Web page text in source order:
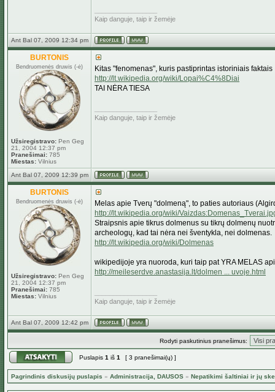
Kaip danguje, taip ir žemėje
Ant Bal 07, 2009 12:34 pm
BURTONIS
Bendruomenės druwis (-ė)
Užsiregistravo: Pen Geg
21, 2004 12:37 pm
Pranešimai: 785
Miestas: Vilnius
Kitas "fenomenas", kuris pastiprintas istoriniais faktais
http://lt.wikipedia.org/wiki/Lopai%C4%8Diai
TAI NĖRA TIESA
Kaip danguje, taip ir žemėje
Ant Bal 07, 2009 12:39 pm
BURTONIS
Bendruomenės druwis (-ė)
Užsiregistravo: Pen Geg
21, 2004 12:37 pm
Pranešimai: 785
Miestas: Vilnius
Melas apie Tverų "dolmeną", to paties autoriaus
http://lt.wikipedia.org/wiki/
Straipsnis apie tikrus dolmenus su tikrų dolmenų
archeologų, kad tai nėra nei šventykla, nei dolmenas.
http://lt.wikipedia.org/wiki/Dolmenas
wikipedijoje yra nuoroda, kuri taip pat YRA MELAS
http://meileserdve.anastasija.lt/dolmen ... uvoje.html
Kaip danguje, taip ir žemėje
Ant Bal 07, 2009 12:42 pm
Rodyti paskutinius pranešimus:
Puslapis 1 iš 1 [ 3 pranešimai(ų) ]
Pagrindinis diskusijų puslapis » Administracija, DAUSOS » Nepatikimi šaltiniai ir jų